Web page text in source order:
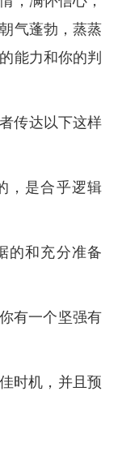
气蓬勃，蒸蒸
能力和你的判
传达以下这样
，是合乎逻辑
的和充分准备
有一个坚强有
时机，并且预